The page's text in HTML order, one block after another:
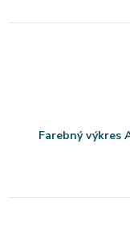
Farebný výkres